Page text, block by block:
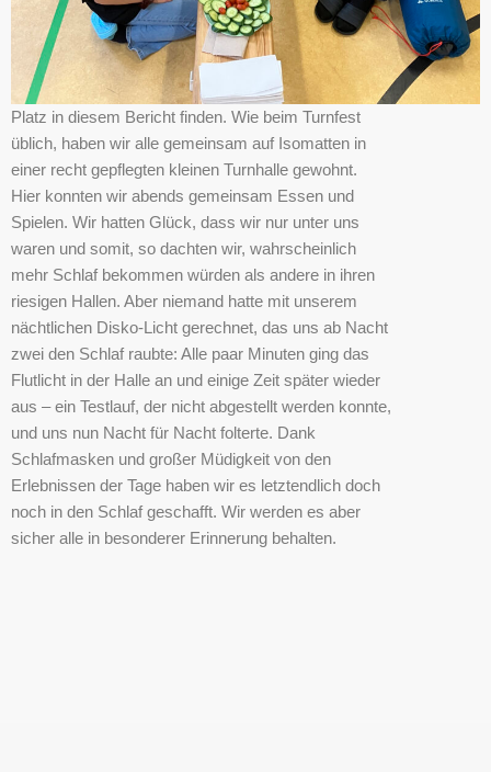
Platz in diesem Bericht finden. Wie beim Turnfest
üblich, haben wir alle gemeinsam auf Isomatten in
einer recht gepflegten kleinen Turnhalle gewohnt.
Hier konnten wir abends gemeinsam Essen und
Spielen. Wir hatten Glück, dass wir nur unter uns
waren und somit, so dachten wir, wahrscheinlich
mehr Schlaf bekommen würden als andere in ihren
riesigen Hallen. Aber niemand hatte mit unserem
nächtlichen Disko-Licht gerechnet, das uns ab Nacht
zwei den Schlaf raubte: Alle paar Minuten ging das
Flutlicht in der Halle an und einige Zeit später wieder
aus – ein Testlauf, der nicht abgestellt werden konnte,
und uns nun Nacht für Nacht folterte. Dank
Schlafmasken und großer Müdigkeit von den
Erlebnissen der Tage haben wir es letztendlich doch
noch in den Schlaf geschafft. Wir werden es aber
sicher alle in besonderer Erinnerung behalten.